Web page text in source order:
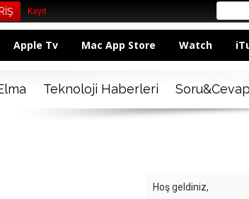
Kayıt
Apple Tv Mac App Store Watch
Teknoloji Haberleri
Hoş geldiniz,